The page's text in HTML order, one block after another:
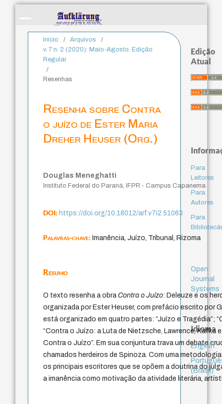
Início / Arquivos
/
v. 7 n. 2 (2020): Maio-Agosto. Edição
Regular
/
Resenhas
Resenha sobre Contra
o juízo de Ester Maria
Dreher Heuser (Org.)
Douglas Meneghatti
Instituto Federal do Paraná, IFPR - Campus Capanema
DOI:https://doi.org/10.18012/arf.v7i2.51063
Palavras-chave:Imanência, Juízo, Tribunal, Rizoma
Resumo
O texto resenha a obraContra o Juízo: Deleuze e os
organizada por Ester Heuser, com prefácio escrito por
está organizado em quatro partes: “Juízo e Tragédia”;
“Contra o Juízo: a Luta de Nietzsche, Lawrence, Kafka
Contra o Juízo”. Em sua conjuntura trava um debate
chamados herdeiros de Spinoza. Com uma
os principais escritores que se opõem a doutrina do
a imanência como motivação da atividade literária,
Edição
Atual
Para
Leitores
Para
Autores
Para
Open
Journal
Systems
Idioma
English
(Brasil)